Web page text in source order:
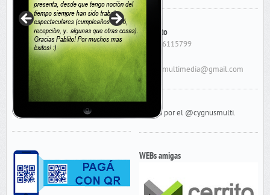
Contacto
Cel: 156115799
cygnusmultimedia@gmail.com
Tweets por el @cygnusmulti.
WEBs amigas